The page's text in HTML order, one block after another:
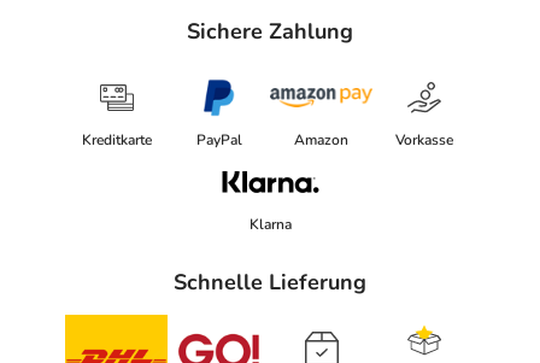
Sichere Zahlung
Kreditkarte PayPal Amazon Vorkasse
Klarna
Schnelle Lieferung